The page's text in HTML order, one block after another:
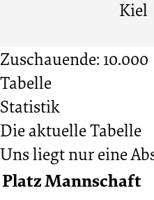
Bremer
SV
6:1
Zuschauende: 10.000
Tabelle
Statistik
Die aktuelle Tabelle
Uns liegt nur eine
PlatzMannschaft